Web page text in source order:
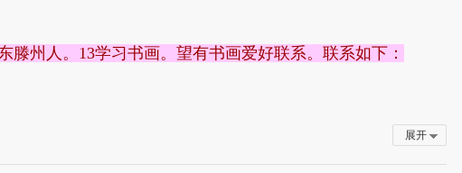
州人。13学习书画。望有书画爱好联系。联系如下：
展开